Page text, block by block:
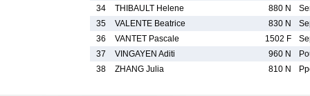
34
THIBAULT Helene 880 N
35
VALENTE Beatrice 830 N
36
VANTET Pascale 1502 F
37
VINGAYEN Aditi 960 N
38
ZHANG Julia 810 N